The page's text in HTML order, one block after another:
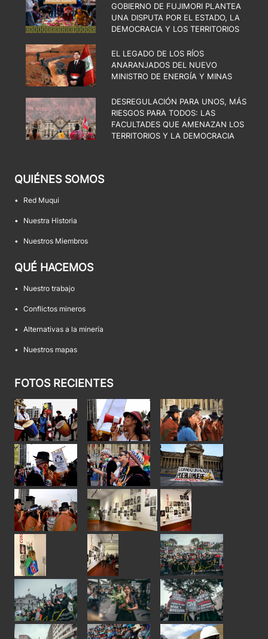
GOBIERNO DE FUJIMORI PLANTEA
UNA DISPUTA POR EL ESTADO, LA
DEMOCRACIA Y LOS TERRITORIOS
EL LEGADO DE LOS RÍOS
ANARANJADOS DEL NUEVO
MINISTRO DE ENERGÍA Y MINAS
DESREGULACIÓN PARA UNOS, MÁS
RIESGOS PARA TODOS: LAS
FACULTADES QUE AMENAZAN LOS
TERRITORIOS Y LA DEMOCRACIA
QUIÉNES SOMOS
• Red Muqui
• Nuestra Historia
• Nuestros Miembros
QUÉ HACEMOS
• Nuestro trabajo
• Conflictos mineros
• Alternativas a la minería
• Nuestros mapas
FOTOS RECIENTES